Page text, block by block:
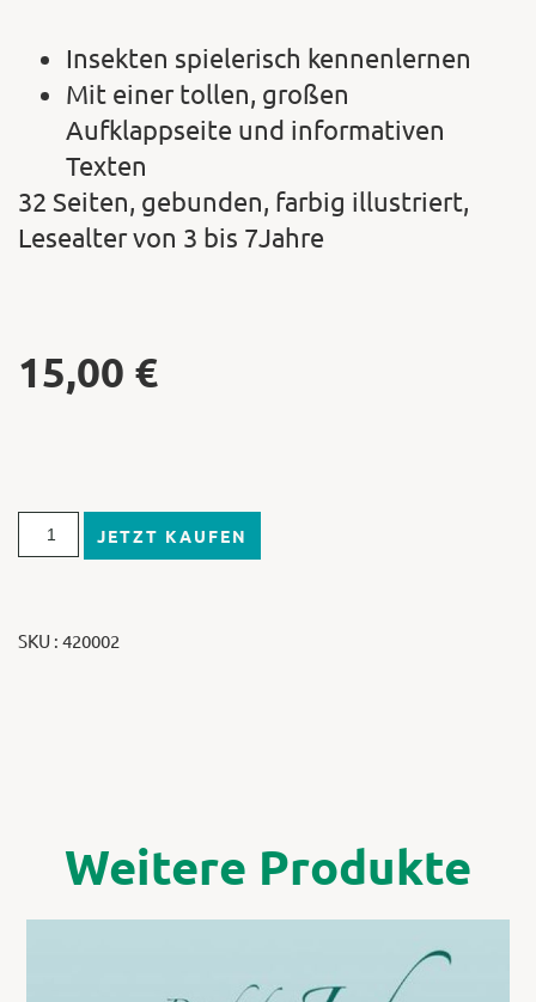
Insekten spielerisch kennenlernen
Mit einer tollen, großen
Aufklappseite und informativen
Texten
32 Seiten, gebunden, farbig illustriert,
Lesealter von 3 bis 7Jahre
15,00 €
JETZT KAUFEN
SKU : 420002
Weitere Produkte